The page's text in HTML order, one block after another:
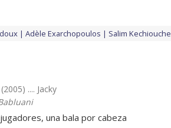
Adèle Exarchopoulos Salim Kechiouche
(2005) .... Jacky
una bala por cabeza